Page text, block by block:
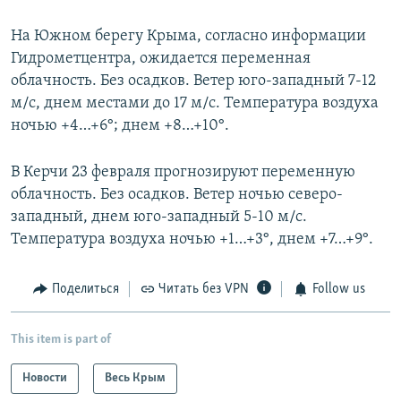
На Южном берегу Крыма, согласно информации
Гидрометцентра, ожидается переменная
облачность. Без осадков. Ветер юго-западный 7-12
м/с, днем местами до 17 м/с. Температура воздуха
ночью +4…+6°; днем +8…+10°.
В Керчи 23 февраля прогнозируют переменную
облачность. Без осадков. Ветер ночью северо-
западный, днем юго-западный 5-10 м/с.
Температура воздуха ночью +1…+3°, днем +7…+9°.
Поделиться Читать без VPN Follow us
This item is part of
Новости Весь Крым